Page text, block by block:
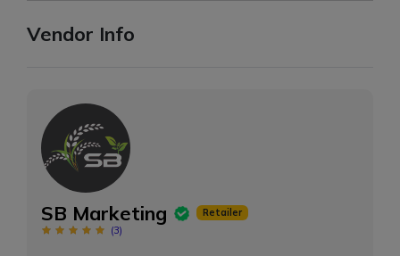
Vendor Info
SB Marketing
Retailer
(3)